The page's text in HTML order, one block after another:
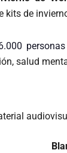
kits de
salud